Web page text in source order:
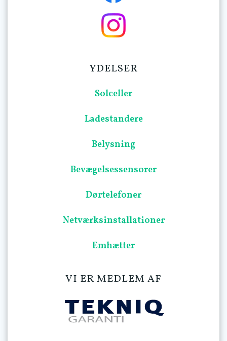
YDELSER
Solceller
Ladestandere
Belysning
Bevægelsessensorer
Dørtelefoner
Netværksinstallationer
Emhætter
VI ER MEDLEM AF